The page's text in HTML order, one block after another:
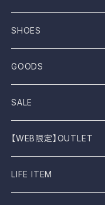
ROTOTO
UES
Dansko
BIRKEN STOCK
shimaai
No sleeve
One-piece
Parkar
Knit
Sweatshirt
Skirts
Coat
Outer
Jacket
SHOES
Sneakers
Sandal
Boots
GOODS
Bag
Stall
Socks
SALE
【WEB限定】OUTLET
B品
LIFE ITEM